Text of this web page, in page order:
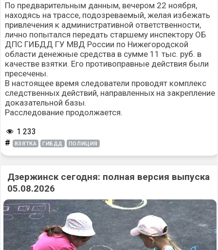
По предварительным данным, вечером 22 ноября,
находясь на трассе, подозреваемый, желая избежать
привлечения к административной ответственности,
лично попытался передать старшему инспектору ОБ
ДПС ГИБДД ГУ МВД России по Нижегородской
области денежные средства в сумме 11 тыс. руб. в
качестве взятки. Его противоправные действия были
пресечены.
В настоящее время следователи проводят комплекс
следственных действий, направленных на закрепление
доказательной базы.
Расследование продолжается.
1 233
# ВЗЯТКА ГИБДД ПОЛИЦИЯ
Дзержинск сегодня: полная версия выпуска
05.08.2026